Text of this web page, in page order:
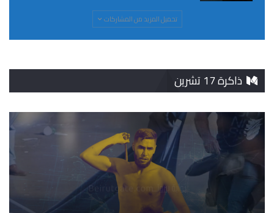
تحميل المزيد من المشاركات
ذاكرة 17 تشرين